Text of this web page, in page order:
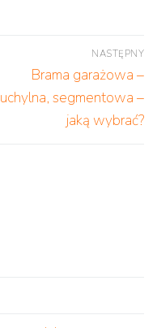
NASTĘPNY
Następny
wpis:
Brama garażowa –
uchylna, segmentowa –
jaką wybrać?